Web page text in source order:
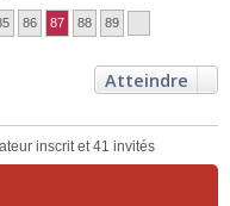
86 87 88 89
Atteindre
inscrit et 41 invités